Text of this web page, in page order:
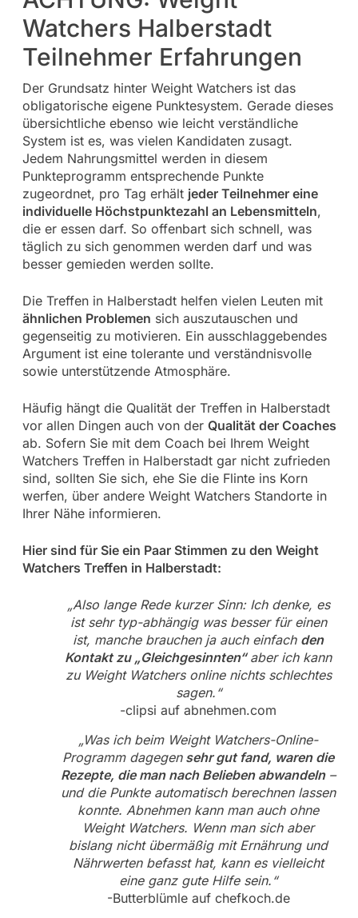
Watchers Halberstadt
Teilnehmer Erfahrungen
Der Grundsatz hinter Weight Watchers ist das
obligatorische eigene Punktesystem. Gerade dieses
übersichtliche ebenso wie leicht verständliche
System ist es, was vielen Kandidaten zusagt.
Jedem Nahrungsmittel werden in diesem
Punkteprogramm entsprechende Punkte
zugeordnet, pro Tag erhält jeder Teilnehmer eine
individuelle Höchstpunktezahl an Lebensmitteln,
die er essen darf. So offenbart sich schnell, was
täglich zu sich genommen werden darf und was
besser gemieden werden sollte.
Die Treffen in Halberstadt helfen vielen Leuten mit
ähnlichen Problemen sich auszutauschen und
gegenseitig zu motivieren. Ein ausschlaggebendes
Argument ist eine tolerante und verständnisvolle
sowie unterstützende Atmosphäre.
Häufig hängt die Qualität der Treffen in Halberstadt
vor allen Dingen auch von der Qualität der Coaches
ab. Sofern Sie mit dem Coach bei Ihrem Weight
Watchers Treffen in Halberstadt gar nicht zufrieden
sind, sollten Sie sich, ehe Sie die Flinte ins Korn
werfen, über andere Weight Watchers Standorte in
Ihrer Nähe informieren.
Hier sind für Sie ein Paar Stimmen zu den Weight
Watchers Treffen in Halberstadt:
„Also lange Rede kurzer Sinn: Ich denke, es
ist sehr typ-abhängig was besser für einen
ist, manche brauchen ja auch einfach den
Kontakt zu „Gleichgesinnten“aber ich kann
zu Weight Watchers online nichts schlechtes
sagen.“
-clipsi auf abnehmen.com
„Was ich beim Weight Watchers-Online-
Programm dagegensehr gut fand, waren die
Rezepte, die man nach Belieben abwandeln–
und die Punkte automatisch berechnen lassen
konnte. Abnehmen kann man auch ohne
Weight Watchers. Wenn man sich aber
bislang nicht übermäßig mit Ernährung und
Nährwerten befasst hat, kann es vielleicht
eine ganz gute Hilfe sein.“
-Butterblümle auf chefkoch.de